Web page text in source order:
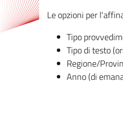
Le opzioni per
Tipo
Tipo di testo
Regione/
Anno (di